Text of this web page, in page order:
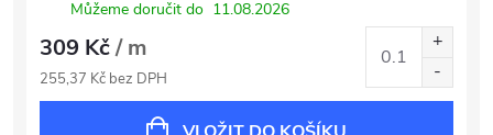
Můžeme doručit do 11.08.2026
309 Kč/ m
255,37 Kč bez DPH